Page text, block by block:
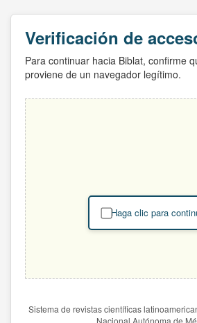
Verificación de
Para continuar hacia Biblat, confirme
proviene de un navegador legítimo.
Haga clic para
Sistema de revistas científicas
Nacional Autónoma de